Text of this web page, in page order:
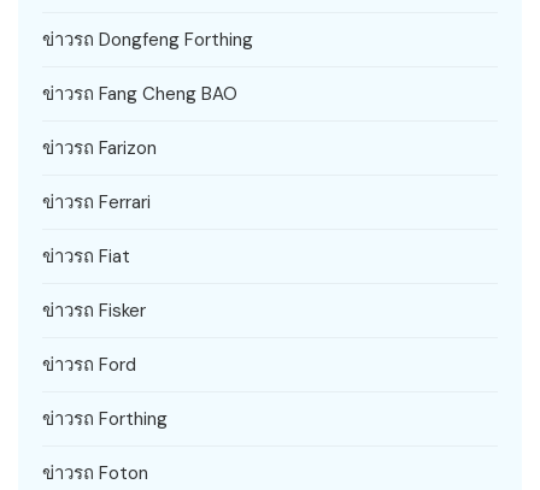
ข่าวรถ Dongfeng Forthing
ข่าวรถ Fang Cheng BAO
ข่าวรถ Farizon
ข่าวรถ Ferrari
ข่าวรถ Fiat
ข่าวรถ Fisker
ข่าวรถ Ford
ข่าวรถ Forthing
ข่าวรถ Foton